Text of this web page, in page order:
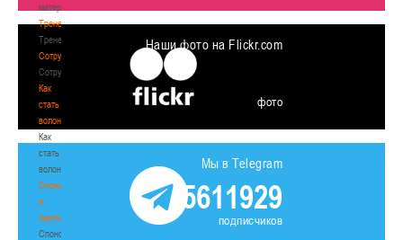
материалы
Тренерам
Тренерам
Сотрудничество
Сотрудничество
Как
стать
волонтером
Как
стать
волонтером
Спонсоры
и
партнеры
Спонсоры
Наши фото на Flickr.com
фото
Мы в Telegram
5611929
подписчиков